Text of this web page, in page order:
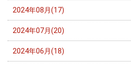
2024年08月(17)
2024年07月(20)
2024年06月(18)